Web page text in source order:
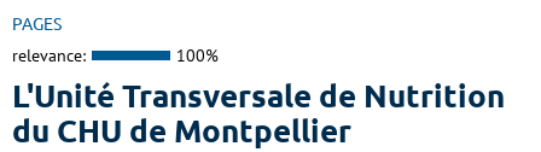
PAGES
relevance: 100%
L'Unité Transversale de Nutrition
du CHU de Montpellier